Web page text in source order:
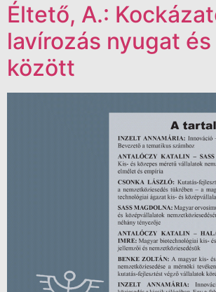
Éltető, A.:
lavírozás nyugat
között